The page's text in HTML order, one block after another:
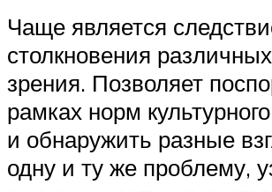
Чаще является
столкновения
зрения. Позволяет
рамках норм
и обнаружить разные
одну и ту же проблему,